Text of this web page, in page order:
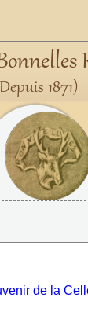
1871)